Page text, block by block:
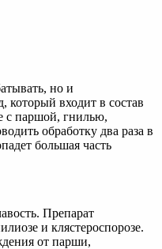
но и
который входит в состав
с паршой, гнилью,
обработку два раза в
большая часть
Препарат
и клястероспорозе.
от парши,